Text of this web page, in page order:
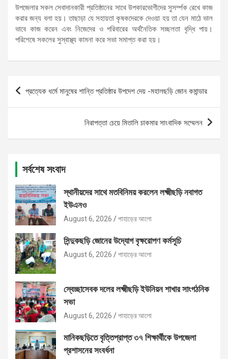
উপজেলার সকল সেবাদানকারী প্রতিষ্ঠানের সাথে উপকারভোগীদের সুসর্ম্পক রেখে কাজ
করার জন্য বলা হয়। তাছাড়া যে সহায়তা কৃষকদেরকে দেওয়া হয় তা যেন মাঠে ভাল
ভাবে কাজ করেন এবং নিজেদের ও পরিবারের অর্থনৈতিক সচ্ছলতা বৃদ্ধি পায়।
পরিশেষে সকলের সুস্বাস্থ্য কামনা করে সভা সমাপ্ত করা হয়।
Post
navigation
প্রত্যেক ধর্মে মানুষের শান্তি প্রতিষ্ঠার উপদেশ দেয় -মহালছড়ি জোন কমান্ডার
নিরাপত্তা চেয়ে মিতালি চাকমার সাংবাদিক সম্মেলন
সর্বশেষ সংবাদ
স্থানীয়দের সাথে মতবিনিময় করলেন লক্ষ্মীছড়ি নবাগত
ইউএনও
August 6, 2026 পাহাড়ের আলো
সিন্দুকছড়ি জোনের উদ্যোগ বৃক্ষরোপণ কর্মসূচি
August 6, 2026 পাহাড়ের আলো
স্বেচ্ছাসেবক দলের লক্ষ্মীছড়ি ইউনিয়ন শাখার সাংগঠনিক
সভা
August 6, 2026 পাহাড়ের আলো
মানিকছড়িতে বৃত্তিপ্রাপ্ত ৩৭ শিক্ষার্থীকে উপজেলা
প্রশাসনের সংবর্ধনা